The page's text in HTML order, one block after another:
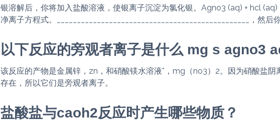
银溶解后，你将加入盐酸溶液，使银离子沉淀为氯化银。Agno3 (aq) + hcl
净离子方程式。________________________________________________，然后
以下反应的旁观者离子是什么 mg s agno3
该反应的产物是金属锌，zn，和硝酸镁水溶液*，mg（no3）2。因为硝酸盐阴
存在，所以它们是旁观者离子。
盐酸盐与caoh2反应时产生哪些物质？